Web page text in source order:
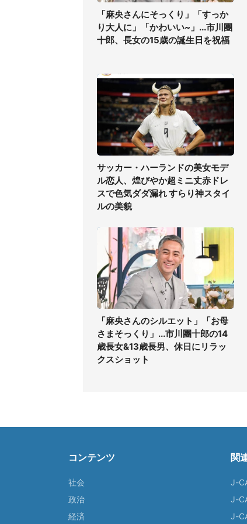
「麻央さんにそっくり」「すっか
り大人に」「かわいい~」...市川團
十郎、長女の15歳の誕生日を祝福
サッカー・ハーランドの美女モデ
ル恋人、煌びやか超ミニ丈赤ドレ
スで色気ダダ漏れ すらり神スタイ
ルの美貌
「麻央さんのシルエット」「お母
さまそっくり」...市川團十郎の14
歳長女&13歳長男、休日にリラッ
クスショット
コンテンツ
社会
政治
経済
関
J-
J-
J-